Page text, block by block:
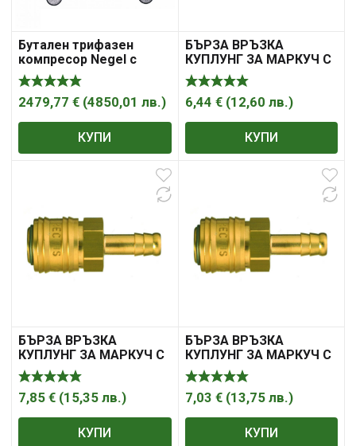
Бутален трифазен
компресор Negel с
ремъчно задвижване
500л.
2479,77 € (4850,01 лв.)
КУПИ
БЪРЗА ВРЪЗКА
КУПЛУНГ ЗА МАРКУЧ С
ВЪТРЕШЕН ДИАМЕТЪР
6,44 € (12,60 лв.)
КУПИ
БЪРЗА ВРЪЗКА
КУПЛУНГ ЗА МАРКУЧ С
ВЪТРЕШЕН ДИАМЕТЪР
7,85 € (15,35 лв.)
КУПИ
БЪРЗА ВРЪЗКА
КУПЛУНГ ЗА МАРКУЧ С
ВЪТРЕШЕН ДИАМЕТЪР
7,03 € (13,75 лв.)
КУПИ